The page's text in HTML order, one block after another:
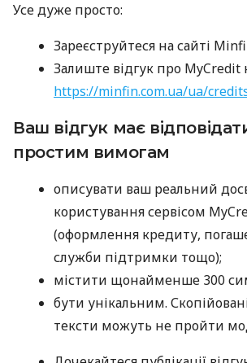
Усе дуже просто:
Зареєструйтеся на сайті
Залиште відгук про MyCredit
https://minfin.com.ua/ua/
Ваш відгук має
простим вимогам
описувати ваш реальний
користування сервісом
(оформлення кредиту,
служби підтримки тощо);
містити щонайменше 300
бути унікальним.
тексти можуть не пройти